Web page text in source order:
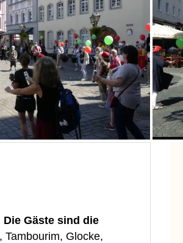
Die Gäste sind die
Tambourim, Glocke,